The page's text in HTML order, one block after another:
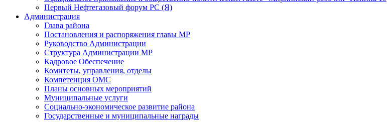
Первый Нефтегазовый форум РС (Я)
Администрация
Глава района
Постановления и распоряжения главы МР
Руководство Администрации
Структура Администрации МР
Кадровое Обеспечение
Комитеты, управления, отделы
Компетенция ОМС
Планы основных мероприятий
Муниципальные услуги
Социально-экономическое развитие района
Государственные и муниципальные награды